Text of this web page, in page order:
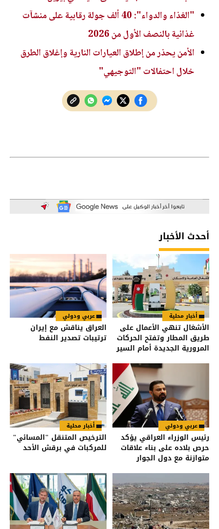
"الغذاء والدواء": 40 ألف جولة رقابية على منشآت
غذائية بالنصف الأول من 2026
الأمن يحذر من إطلاق العيارات النارية وإغلاق الطرق
خلال احتفالات "التوجيهي"
أحدث الأخبار
أخبار محلية
الأشغال تنهي الأعمال على
طريق المطار وتفتح الحركات
المرورية الجديدة أمام السير
عربي ودولي
العراق يناقش مع إيران
ترتيبات تصدير النفط
عربي ودولي
رئيس الوزراء العراقي يؤكد
حرص بلاده على بناء علاقات
متوازنة مع دول الجوار
أخبار محلية
الترخيص المتنقل "المسائي"
للمركبات في برقش الأحد